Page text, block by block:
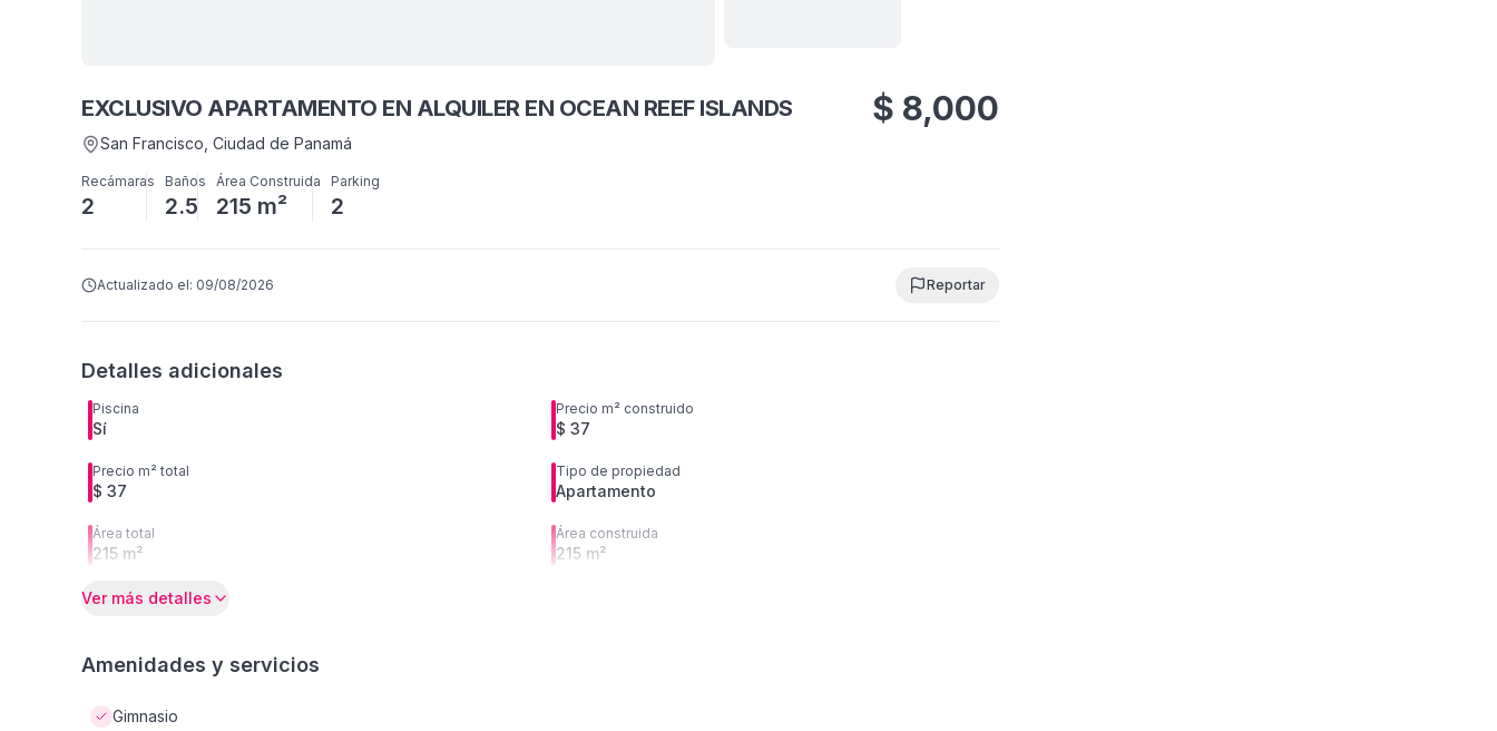
EXCLUSIVO APARTAMENTO EN ALQUILER EN OCEAN REEF ISLANDS
San Francisco , Ciudad de Panamá
Recámaras
2
Baños
2.5
Área Construida
215 m²
Parking
2
$ 8,000
Actualizado el: 09/08/2026 Reportar
Detalles adicionales
Piscina
Sí
Precio m² construido
$ 37
Precio m² total
$ 37
Tipo de propiedad
Apartamento
Área total
215 m²
Área construida
215 m²
Ver más detalles
Amenidades y servicios
Gimnasio